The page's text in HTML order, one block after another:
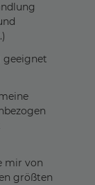
geeignet
mir von
größten